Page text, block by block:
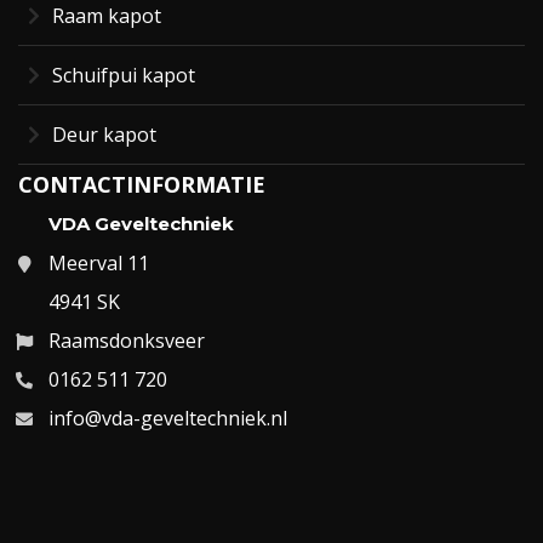
Raam kapot
Schuifpui kapot
Deur kapot
CONTACTINFORMATIE
VDA Geveltechniek
Meerval 11
4941 SK
Raamsdonksveer
0162 511 720
info@vda-geveltechniek.nl